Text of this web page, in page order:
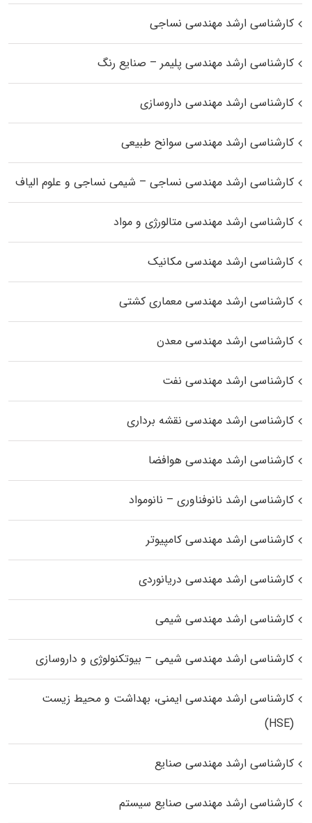
کارشناسی ارشد مهندسی نساجی
کارشناسی ارشد مهندسی پلیمر – صنایع رنگ
کارشناسی ارشد مهندسی داروسازی
کارشناسی ارشد مهندسی سوانح طبیعی
کارشناسی ارشد مهندسی نساجی – شیمی نساجی و علوم الیاف
کارشناسی ارشد مهندسی متالورژی و مواد
کارشناسی ارشد مهندسی مکانیک
کارشناسی ارشد مهندسی معماری کشتی
کارشناسی ارشد مهندسی معدن
کارشناسی ارشد مهندسی نفت
کارشناسی ارشد مهندسی نقشه برداری
کارشناسی ارشد مهندسی هوافضا
کارشناسی ارشد نانوفناوری – نانومواد
کارشناسی ارشد مهندسی کامپیوتر
کارشناسی ارشد مهندسی دریانوردی
کارشناسی ارشد مهندسی شیمی
کارشناسی ارشد مهندسی شیمی – بیوتکنولوژی و داروسازی
کارشناسی ارشد مهندسی ایمنی، بهداشت و محیط زیست
(HSE)
کارشناسی ارشد مهندسی صنایع
کارشناسی ارشد مهندسی صنایع سیستم